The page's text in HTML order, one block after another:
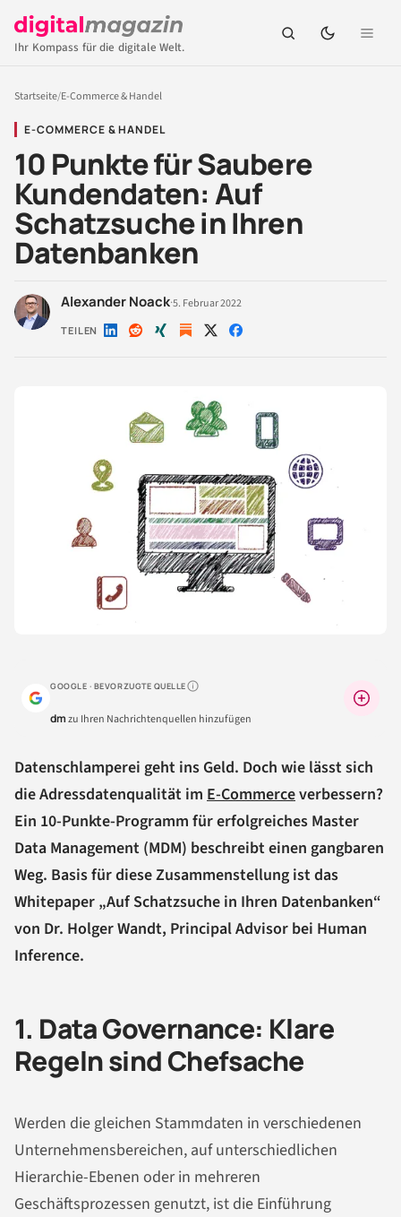
Ihr Kompass für die digitale Welt.
Startseite/E-Commerce & Handel
E-COMMERCE & HANDEL
10 Punkte für Saubere
Kundendaten: Auf
Schatzsuche in Ihren
Datenbanken
Alexander Noack·5. Februar 2022
TEILEN Auf Auf Auf Auf Auf
GOOGLE · BEVORZUGTE QUELLEWarum lohnt sich das?
dmzu Ihren Nachrichtenquellen hinzufügen
Datenschlamperei geht ins Geld. Doch wie lässt sich
die Adressdatenqualität im E-Commerceverbessern?
Ein 10-Punkte-Programm für erfolgreiches Master
Data Management (MDM) beschreibt einen gangbaren
Weg. Basis für diese Zusammenstellung ist das
Whitepaper „Auf Schatzsuche in Ihren Datenbanken“
von Dr. Holger Wandt, Principal Advisor bei Human
Inference.
1. Data Governance: Klare
Regeln sind Chefsache
Werden die gleichen Stammdaten in verschiedenen
Unternehmensbereichen, auf unterschiedlichen
Hierarchie-Ebenen oder in mehreren
Geschäftsprozessen genutzt, ist die Einführung